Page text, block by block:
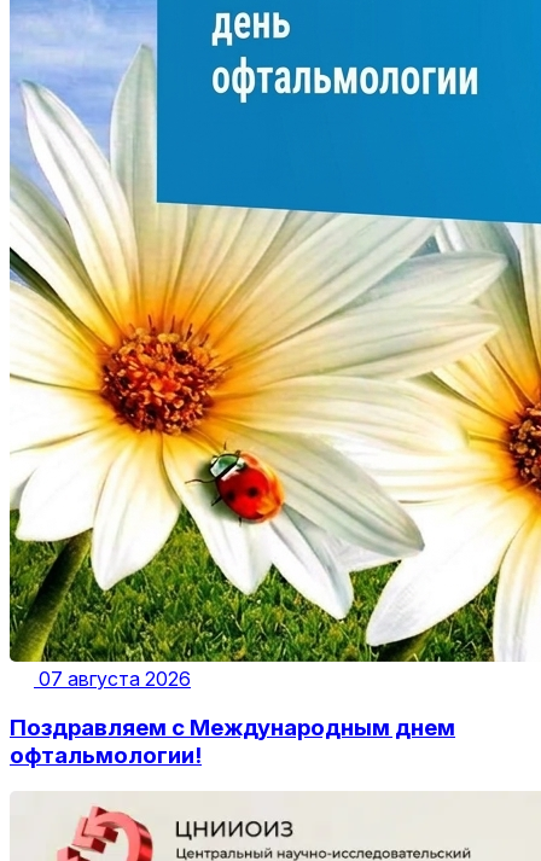
07 августа 2026
Поздравляем с Международным днем
офтальмологии!